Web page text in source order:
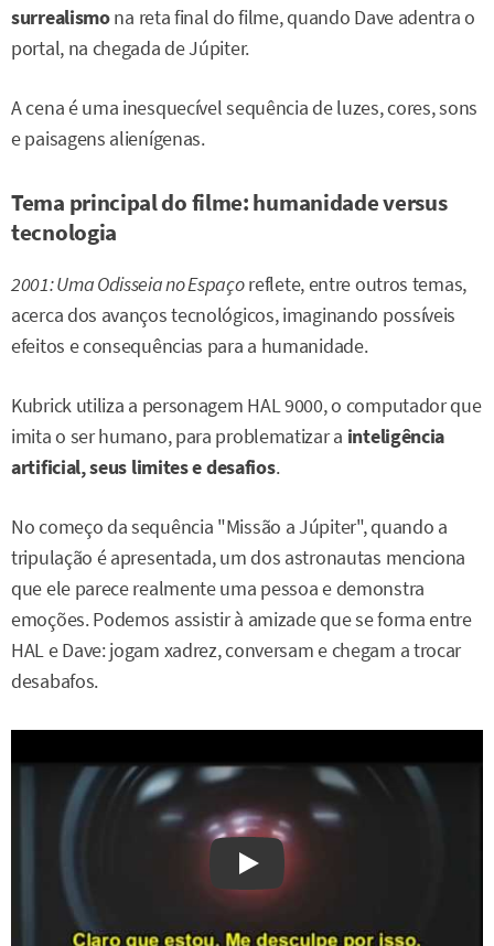
surrealismona reta final do filme, quando Dave adentra o
portal, na chegada de Júpiter.
A cena é uma inesquecível sequência de luzes, cores, sons
e paisagens alienígenas.
Tema principal do filme: humanidade versus
tecnologia
2001: Uma Odisseia no Espaçoreflete, entre outros temas,
acerca dos avanços tecnológicos, imaginando possíveis
efeitos e consequências para a humanidade.
Kubrick utiliza a personagem HAL 9000, o computador que
imita o ser humano, para problematizar a inteligência
artificial, seus limites e desafios.
No começo da sequência "Missão a Júpiter", quando a
tripulação é apresentada, um dos astronautas menciona
que ele parece realmente uma pessoa e demonstra
emoções. Podemos assistir à amizade que se forma entre
HAL e Dave: jogam xadrez, conversam e chegam a trocar
desabafos.
Watch on YouTube